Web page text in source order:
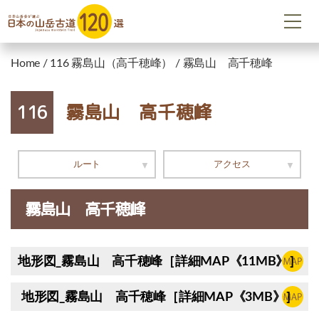
Home / 116 霧島山（高千穂峰） / 霧島山 高千穂峰
116 霧島山 高千穂峰
ルート アクセス
霧島山 高千穂峰
地形図_霧島山 高千穂峰［詳細MAP《11MB》］
地形図_霧島山 高千穂峰［詳細MAP《3MB》］